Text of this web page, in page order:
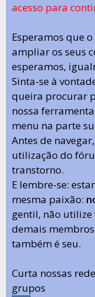
acesso para
Esperamos que
ampliar os seus
esperamos,
Sinta-se à
queira procurar
nossa
menu na parte
Antes de
utilização do
transtorno.
E lembre-se:
mesma paixão:
gentil, não
demais
também é seu.
Curta nossas
grupos